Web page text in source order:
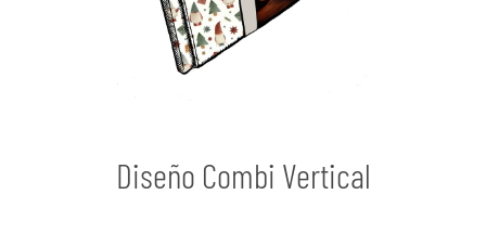
Diseño Combi Vertical